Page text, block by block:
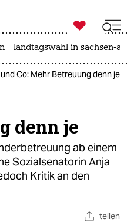

taz zahl ich
landtagswahl in sachsen-
Co: Mehr Betreuung denn je
denn je
ab einem
Sozialsenatorin Anja
Kritik an den
teilen